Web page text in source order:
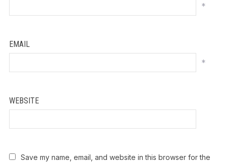
*
EMAIL
*
WEBSITE
Save my name, email, and website in this browser for the